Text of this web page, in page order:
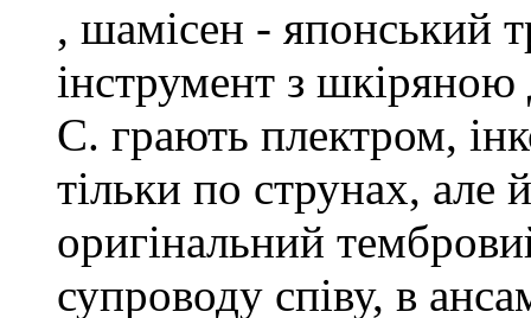
, шамісен - японський
інструмент з
С. грають плектром,
тільки по струнах,
оригінальний
супроводу співу, в